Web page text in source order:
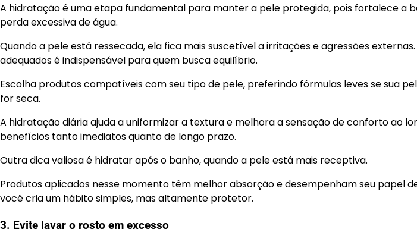
A hidratação é uma etapa fundamental para manter a pele protegida, pois fortalece a
perda excessiva de água.
Quando a pele está ressecada, ela fica mais suscetível a irritações e agressões
adequados é indispensável para quem busca equilíbrio.
Escolha produtos compatíveis com seu tipo de pele, preferindo fórmulas leves se sua
for seca.
A hidratação diária ajuda a uniformizar a textura e melhora a sensação de conforto ao
benefícios tanto imediatos quanto de longo prazo.
Outra dica valiosa é hidratar após o banho, quando a pele está mais receptiva.
Produtos aplicados nesse momento têm melhor absorção e desempenham seu papel
você cria um hábito simples, mas altamente protetor.
3. Evite lavar o rosto em excesso